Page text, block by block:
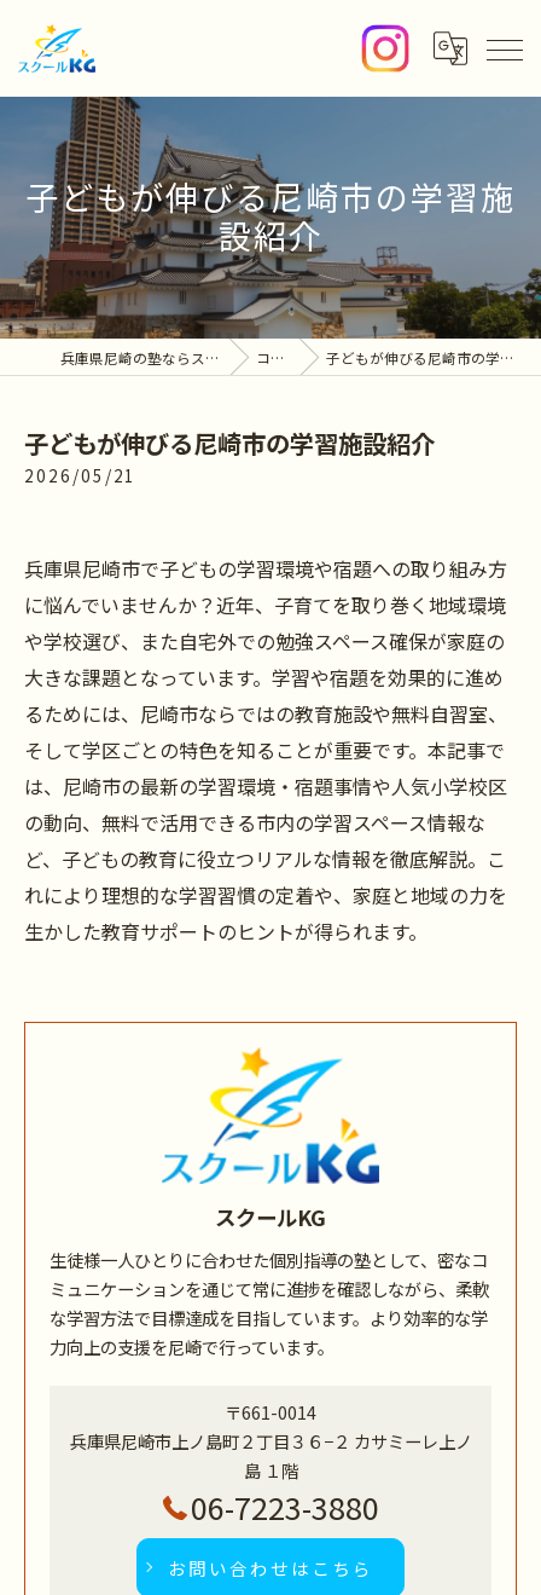
子どもが伸びる尼崎市の学習施
設紹介
兵庫県尼崎の塾ならスクールKG コラム 子どもが伸びる尼崎市の学習施設紹介
子どもが伸びる尼崎市の学習施設紹介
2026/05/21
兵庫県尼崎市で子どもの学習環境や宿題への取り組み方
に悩んでいませんか？近年、子育てを取り巻く地域環境
や学校選び、また自宅外での勉強スペース確保が家庭の
大きな課題となっています。学習や宿題を効果的に進め
るためには、尼崎市ならではの教育施設や無料自習室、
そして学区ごとの特色を知ることが重要です。本記事で
は、尼崎市の最新の学習環境・宿題事情や人気小学校区
の動向、無料で活用できる市内の学習スペース情報な
ど、子どもの教育に役立つリアルな情報を徹底解説。こ
れにより理想的な学習習慣の定着や、家庭と地域の力を
生かした教育サポートのヒントが得られます。
スクールKG
生徒様一人ひとりに合わせた個別指導の塾として、密なコ
ミュニケーションを通じて常に進捗を確認しながら、柔軟
な学習方法で目標達成を目指しています。より効率的な学
力向上の支援を尼崎で行っています。
〒661-0014
兵庫県尼崎市上ノ島町２丁目３６−２ カサミーレ上ノ
島 １階
06-7223-3880
お問い合わせはこちら